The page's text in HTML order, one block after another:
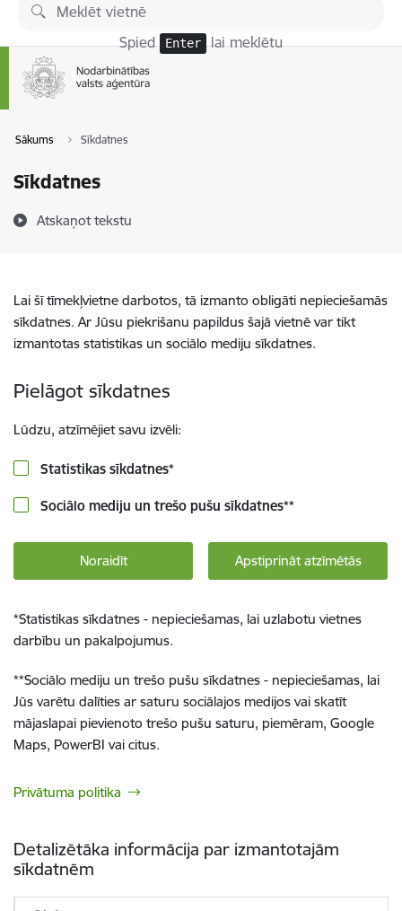
Pāriet uz lapas saturu
Spied Enter lai meklētu
Sākums Sīkdatnes
Sīkdatnes
Atskaņot tekstu
Lai šī tīmekļvietne darbotos, tā izmanto obligāti nepieciešamās
sīkdatnes. Ar Jūsu piekrišanu papildus šajā vietnē var tikt
izmantotas statistikas un sociālo mediju sīkdatnes.
Pielāgot sīkdatnes
Lūdzu, atzīmējiet savu izvēli:
Statistikas sīkdatnes*
Sociālo mediju un trešo pušu sīkdatnes**
Noraidīt Apstiprināt atzīmētās
*Statistikas sīkdatnes - nepieciešamas, lai uzlabotu vietnes
darbību un pakalpojumus.
**Sociālo mediju un trešo pušu sīkdatnes - nepieciešamas, lai
Jūs varētu dalīties ar saturu sociālajos medijos vai skatīt
mājaslapai pievienoto trešo pušu saturu, piemēram, Google
Maps, PowerBI vai citus.
Privātuma politika
Detalizētāka informācija par izmantotajām
sīkdatnēm